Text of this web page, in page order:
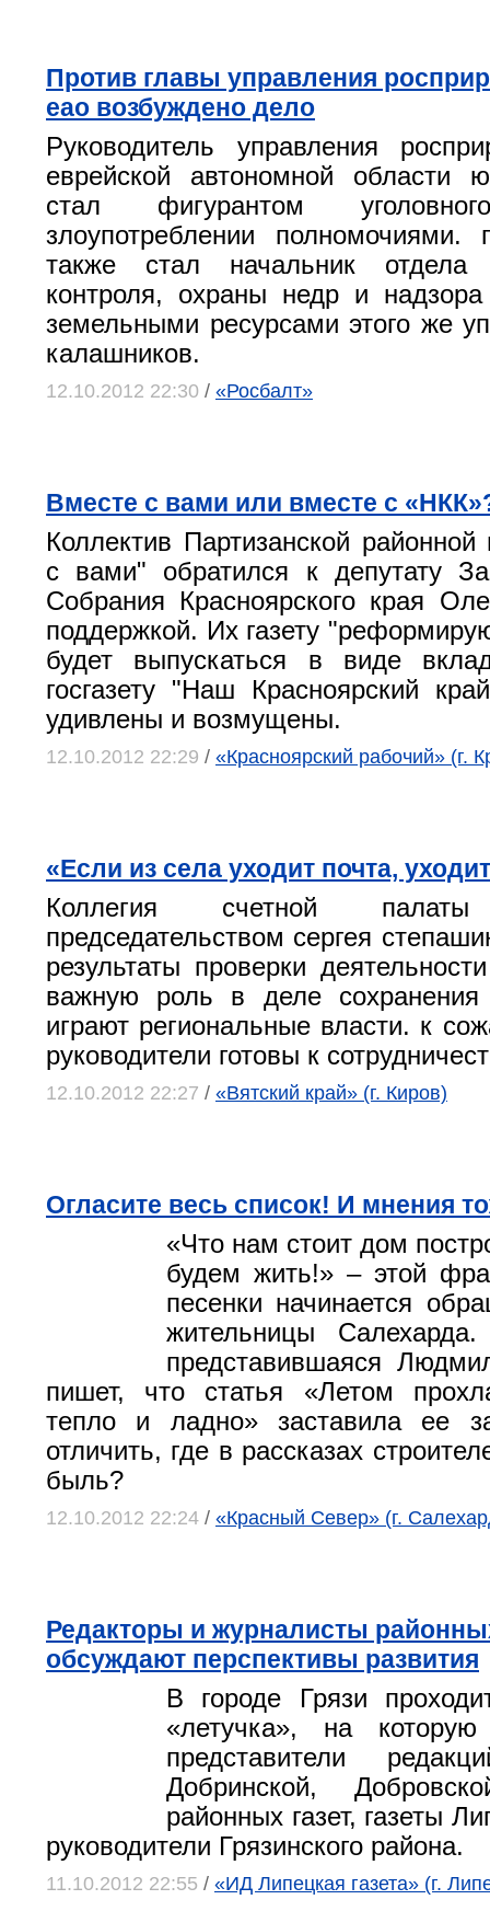
Против главы управления
еао возбуждено дело
Руководитель управления
еврейской автономной области
стал фигурантом
злоупотреблении полномочиями.
также стал начальник отдела
контроля, охраны недр и
земельными ресурсами этого же
калашников.
12.10.2012 22:30 / «Росбалт»
Вместе с вами или вместе с
Коллектив Партизанской
с вами" обратился к депутату
Собрания Красноярского края
поддержкой. Их газету
будет выпускаться в виде
госгазету "Наш Красноярский
удивлены и возмущены.
12.10.2012 22:29 / «Красноярский рабочий» (г.
«Если из села уходит почта,
Коллегия счетной
председательством сергея
результаты проверки
важную роль в деле сохранения
играют региональные власти. к
руководители готовы к
12.10.2012 22:27 / «Вятский край» (г. Киров)
Огласите весь список! И мнения
«Что нам стоит дом
будем жить!» – этой
песенки начинается
жительницы Салехарда.
представившаяся
пишет, что статья «Летом
тепло и ладно» заставила ее
отличить, где в рассказах
быль?
12.10.2012 22:24 / «Красный Север» (г.
Редакторы и журналисты
обсуждают перспективы развития
В городе Грязи
«летучка», на которую
представители
Добринской,
районных газет, газеты
руководители Грязинского района.
11.10.2012 22:55 / «ИД Липецкая газета» (г.